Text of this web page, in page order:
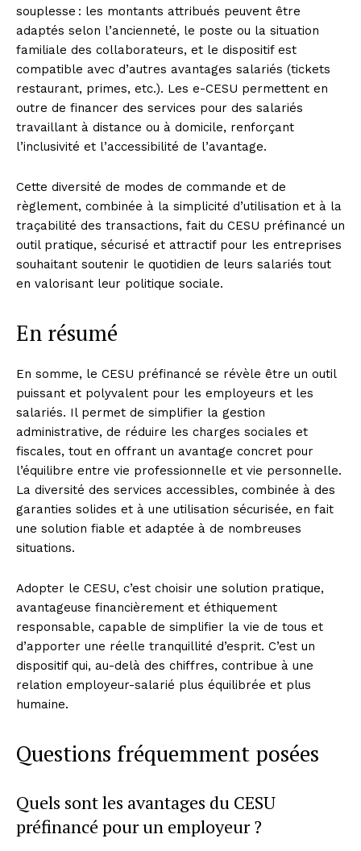
souplesse : les montants attribués peuvent être
adaptés selon l’ancienneté, le poste ou la situation
familiale des collaborateurs, et le dispositif est
compatible avec d’autres avantages salariés (tickets
restaurant, primes, etc.). Les e-CESU permettent en
outre de financer des services pour des salariés
travaillant à distance ou à domicile, renforçant
l’inclusivité et l’accessibilité de l’avantage.
Cette diversité de modes de commande et de
règlement, combinée à la simplicité d’utilisation et à la
traçabilité des transactions, fait du CESU préfinancé un
outil pratique, sécurisé et attractif pour les entreprises
souhaitant soutenir le quotidien de leurs salariés tout
en valorisant leur politique sociale.
En résumé
En somme, le CESU préfinancé se révèle être un outil
puissant et polyvalent pour les employeurs et les
salariés. Il permet de simplifier la gestion
administrative, de réduire les charges sociales et
fiscales, tout en offrant un avantage concret pour
l’équilibre entre vie professionnelle et vie personnelle.
La diversité des services accessibles, combinée à des
garanties solides et à une utilisation sécurisée, en fait
une solution fiable et adaptée à de nombreuses
situations.
Adopter le CESU, c’est choisir une solution pratique,
avantageuse financièrement et éthiquement
responsable, capable de simplifier la vie de tous et
d’apporter une réelle tranquillité d’esprit. C’est un
dispositif qui, au-delà des chiffres, contribue à une
relation employeur-salarié plus équilibrée et plus
humaine.
Questions fréquemment posées
Quels sont les avantages du CESU
préfinancé pour un employeur ?